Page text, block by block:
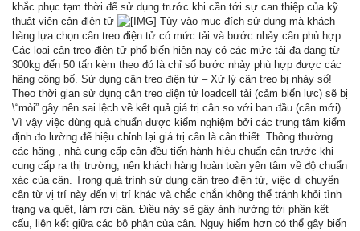
khắc phục tạm thời để sử dụng trước khi cần tới sự can thiệp của kỹ
thuật viên cân điện tử
Tùy vào mục đích sử dụng mà khách
hàng lựa chọn cân treo điện tử có mức tải và bước nhảy cân phù hợp.
Các loại cân treo điện tử phổ biến hiện nay có các mức tải đa dạng từ
300kg đến 50 tấn kèm theo đó là chỉ số bước nhảy phù hợp được các
hãng công bố. Sử dụng cân treo điện tử – Xử lý cân treo bị nhảy số!
Theo thời gian sử dụng cân treo điện tử loadcell tải (cảm biến lực) sẽ bị
\“mỏi” gây nên sai lệch về kết quả giá trị cân so với ban đầu (cân mới).
Vì vậy việc dùng quả chuẩn được kiểm nghiệm bởi các trung tâm kiểm
định đo lường để hiệu chỉnh lại giá trị cân là cân thiết. Thông thường
các hãng , nhà cung cấp cân đều tiến hành hiệu chuẩn cân trước khi
cung cấp ra thị trường, nên khách hàng hoàn toàn yên tâm về độ chuẩn
xác của cân. Trong quá trình sử dụng cân treo điện tử, việc di chuyển
cân từ vị trí này đến vị trí khác và chắc chắn không thể tránh khỏi tình
trạng va quệt, làm rơi cân. Điều này sẽ gây ảnh hưởng tới phần kết
cấu, liên kết giữa các bộ phận của cân. Nguy hiểm hơn có thể gây biến